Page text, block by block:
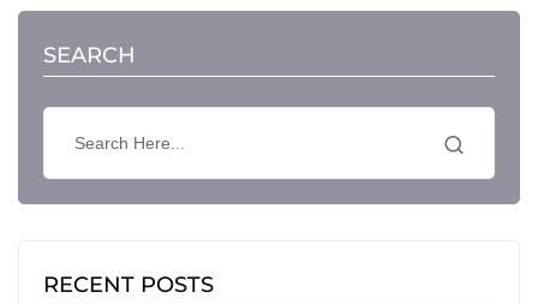
SEARCH
RECENT POSTS